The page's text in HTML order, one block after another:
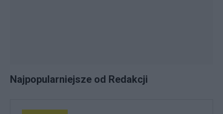
Najpopularniejsze od Redakcji